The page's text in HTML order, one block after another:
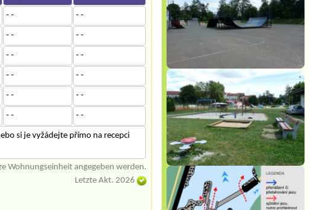
- - - -
- - - -
- - - -
- - - -
- - - -
- - - -
si je vyžádejte přímo na recepci
Wohnungseinheit angegeben werden.
Letzte Akt. 2026